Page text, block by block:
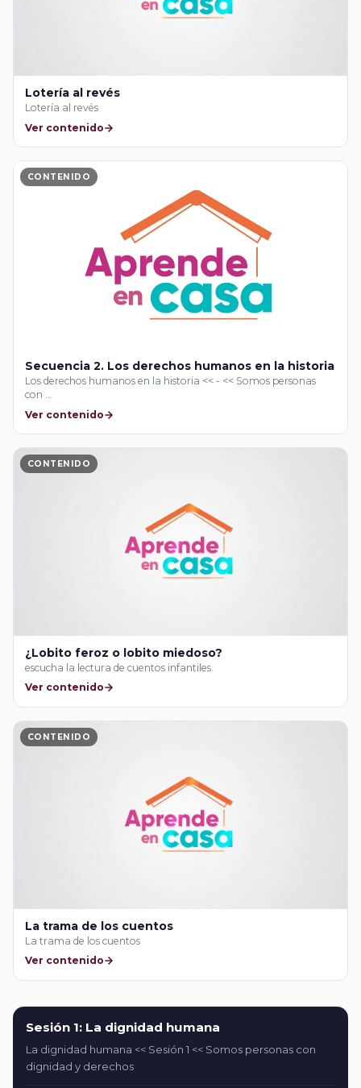
Lotería al revés
Lotería al revés
Ver contenido
CONTENIDO
Secuencia 2. Los derechos humanos en la historia
Los derechos humanos en la historia << - << Somos personas
con …
Ver contenido
CONTENIDO
¿Lobito feroz o lobito miedoso?
escucha la lectura de cuentos infantiles.
Ver contenido
CONTENIDO
La trama de los cuentos
La trama de los cuentos
Ver contenido
Sesión 1: La dignidad humana
La dignidad humana << Sesión 1 << Somos personas con
dignidad y derechos